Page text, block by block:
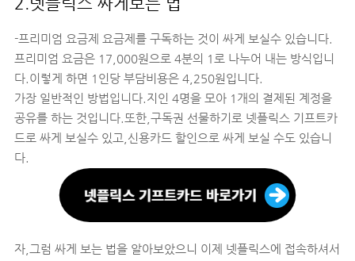
-프리미엄 요금제 요금제를 구독하는 것이 싸게 보실수 있습니다.
프리미엄 요금은 17,000원으로 4분의 1로 나누어 내는 방식입니
다.이렇게 하면 1인당 부담비용은 4,250원입니다.
가장 일반적인 방법입니다.지인 4명을 모아 1개의 결제된 계정을
공유를 하는 것입니다. 또한,구독권 선물하기로 넷플릭스 기프트카
드로 싸게 보실수 있고,신용카드 할인으로 싸게 보실 수도 있습니
다.
자,그럼 싸게 보는 법을 알아보았으니 이제 넷플릭스에 접속하셔서